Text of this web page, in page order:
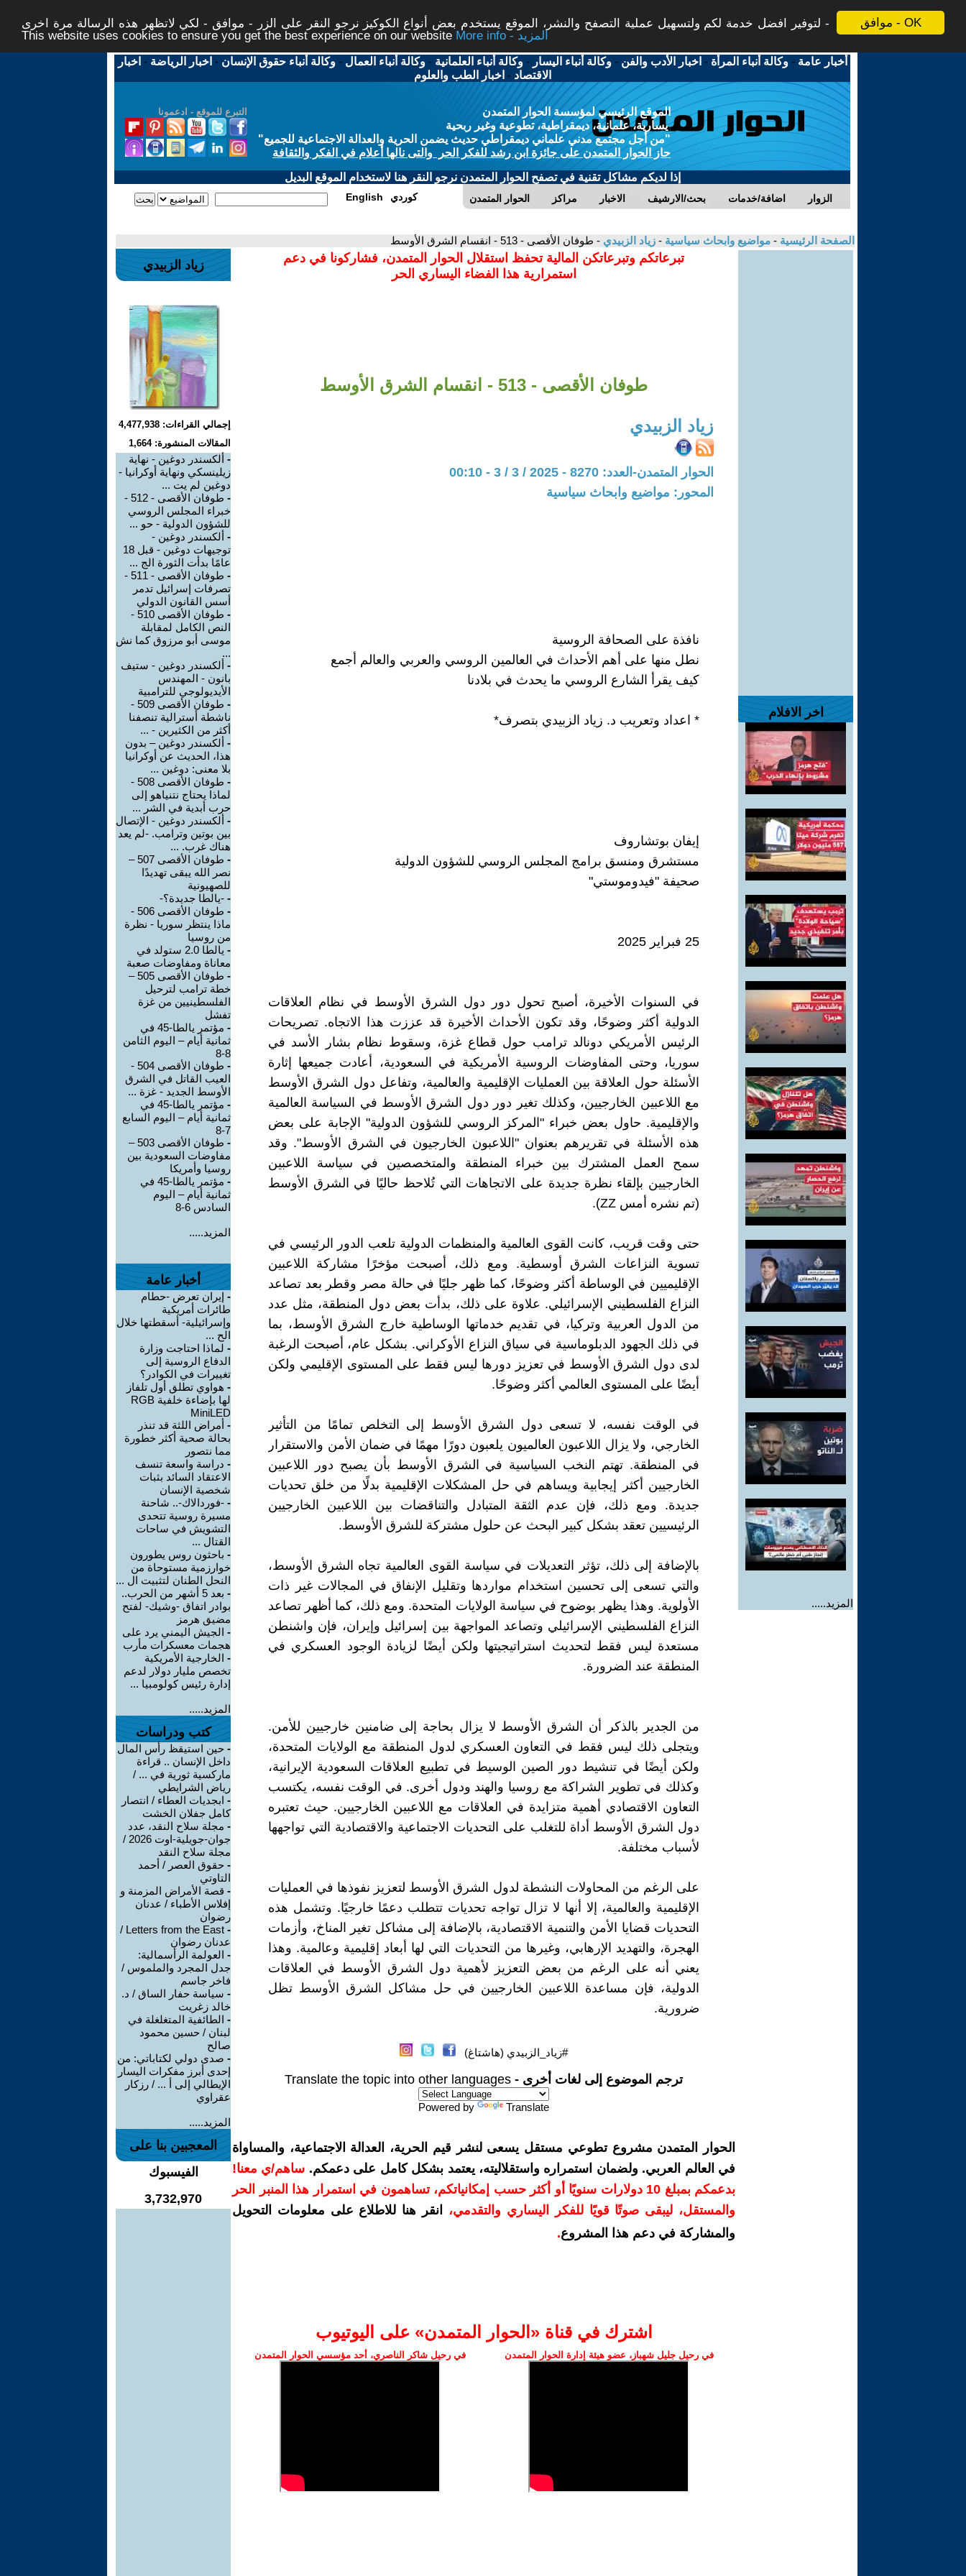
موافق - OK
لتوفير افضل خدمة لكم ولتسهيل عملية التصفح والنشر، الموقع يستخدم بعض أنواع الكوكيز نرجو النقر على الزر - موافق - لكي لاتظهر هذه الرسالة مرة اخرى -
This website uses cookies to ensure you get the best experience on our website
More info - المزيد
أخبار عامة -وكالة أنباء المرأة - اخبار الأدب والفن -وكالة أنباء اليسار -وكالة أنباء العلمانية -وكالة أنباء العمال -وكالة أنباء حقوق الإنسان - اخبار الرياضة - اخبار
الاقتصاد - اخبار الطب والعلوم
التبرع للموقع - ادعمونا
الموقع الرئيسي لمؤسسة الحوار المتمدن
يسارية، علمانية، ديمقراطية، تطوعية وغير ربحية
"من أجل مجتمع مدني علماني ديمقراطي حديث يضمن الحرية والعدالة الاجتماعية للجميع"
حاز الحوار المتمدن على جائزة ابن رشد للفكر الحر والتى نالها أعلام في الفكر والثقافة
إذا لديكم مشاكل تقنية في تصفح الحوار المتمدن نرجو النقر هنا لاستخدام الموقع البديل
الحوار المتمدن مراكز الاخبار بحث/الارشيف اضافة/خدمات الزوار English كوردي
الصفحة الرئيسية - مواضيع وابحاث سياسية - زياد الزبيدي - طوفان الأقصى - 513 - انقسام الشرق الأوسط
اخر الافلام
المزيد.....
تبرعاتكم وتبرعاتكن المالية تحفظ استقلال الحوار المتمدن، فشاركونا في دعم
استمرارية هذا الفضاء اليساري الحر
طوفان الأقصى - 513 - انقسام الشرق الأوسط
زياد الزبيدي
الحوار المتمدن-العدد: 8270 - 2025 / 3 / 3 - 00:10
المحور: مواضيع وابحاث سياسية
نافذة على الصحافة الروسية
نطل منها على أهم الأحداث في العالمين الروسي والعربي والعالم أجمع
كيف يقرأ الشارع الروسي ما يحدث في بلادنا
* اعداد وتعريب د. زياد الزبيدي بتصرف*
إيفان بوتشاروف
مستشرق ومنسق برامج المجلس الروسي للشؤون الدولية
صحيفة "فيدوموستي"
25 فبراير 2025
في السنوات الأخيرة، أصبح تحول دور دول الشرق الأوسط في نظام العلاقات
الدولية أكثر وضوحًا، وقد تكون الأحداث الأخيرة قد عززت هذا الاتجاه. تصريحات
الرئيس الأمريكي دونالد ترامب حول قطاع غزة، وسقوط نظام بشار الأسد في
سوريا، وحتى المفاوضات الروسية الأمريكية في السعودية، أعادت جميعها إثارة
الأسئلة حول العلاقة بين العمليات الإقليمية والعالمية، وتفاعل دول الشرق الأوسط
مع اللاعبين الخارجيين، وكذلك تغير دور دول الشرق الأوسط في السياسة العالمية
والإقليمية. حاول بعض خبراء "المركز الروسي للشؤون الدولية" الإجابة على بعض
هذه الأسئلة في تقريرهم بعنوان "اللاعبون الخارجيون في الشرق الأوسط". وقد
سمح العمل المشترك بين خبراء المنطقة والمتخصصين في سياسة اللاعبين
الخارجيين بإلقاء نظرة جديدة على الاتجاهات التي تُلاحظ حاليًا في الشرق الأوسط
(تم نشره أمس ZZ).
حتى وقت قريب، كانت القوى العالمية والمنظمات الدولية تلعب الدور الرئيسي في
تسوية النزاعات الشرق أوسطية. ومع ذلك، أصبحت مؤخرًا مشاركة اللاعبين
الإقليميين في الوساطة أكثر وضوحًا، كما ظهر جليًا في حالة مصر وقطر بعد تصاعد
النزاع الفلسطيني الإسرائيلي. علاوة على ذلك، بدأت بعض دول المنطقة، مثل عدد
من الدول العربية وتركيا، في تقديم خدماتها الوساطية خارج الشرق الأوسط، بما
في ذلك الجهود الدبلوماسية في سياق النزاع الأوكراني. بشكل عام، أصبحت الرغبة
لدى دول الشرق الأوسط في تعزيز دورها ليس فقط على المستوى الإقليمي ولكن
أيضًا على المستوى العالمي أكثر وضوحًا.
في الوقت نفسه، لا تسعى دول الشرق الأوسط إلى التخلص تمامًا من التأثير
الخارجي، ولا يزال اللاعبون العالميون يلعبون دورًا مهمًا في ضمان الأمن والاستقرار
في المنطقة. تهتم النخب السياسية في الشرق الأوسط بأن يصبح دور اللاعبين
الخارجيين أكثر إيجابية ويساهم في حل المشكلات الإقليمية بدلًا من خلق تحديات
جديدة. ومع ذلك، فإن عدم الثقة المتبادل والتناقضات بين اللاعبين الخارجيين
الرئيسيين تعقد بشكل كبير البحث عن حلول مشتركة للشرق الأوسط.
بالإضافة إلى ذلك، تؤثر التعديلات في سياسة القوى العالمية تجاه الشرق الأوسط،
والتي تسعى إلى تحسين استخدام مواردها وتقليل الإنفاق في المجالات غير ذات
الأولوية. وهذا يظهر بوضوح في سياسة الولايات المتحدة. ومع ذلك، كما أظهر تصاعد
النزاع الفلسطيني الإسرائيلي وتصاعد المواجهة بين إسرائيل وإيران، فإن واشنطن
مستعدة ليس فقط لتحديث استراتيجيتها ولكن أيضًا لزيادة الوجود العسكري في
المنطقة عند الضرورة.
من الجدير بالذكر أن الشرق الأوسط لا يزال بحاجة إلى ضامنين خارجيين للأمن.
ويتجلى ذلك ليس فقط في التعاون العسكري لدول المنطقة مع الولايات المتحدة،
ولكن أيضًا في تنشيط دور الصين الوسيط في تطبيع العلاقات السعودية الإيرانية،
وكذلك في تطوير الشراكة مع روسيا والهند ودول أخرى. في الوقت نفسه، يكتسب
التعاون الاقتصادي أهمية متزايدة في العلاقات مع اللاعبين الخارجيين. حيث تعتبره
دول الشرق الأوسط أداة للتغلب على التحديات الاجتماعية والاقتصادية التي تواجهها
لأسباب مختلفة.
على الرغم من المحاولات النشطة لدول الشرق الأوسط لتعزيز نفوذها في العمليات
الإقليمية والعالمية، إلا أنها لا تزال تواجه تحديات تتطلب دعمًا خارجيًا. وتشمل هذه
التحديات قضايا الأمن والتنمية الاقتصادية، بالإضافة إلى مشاكل تغير المناخ، وأزمات
الهجرة، والتهديد الإرهابي، وغيرها من التحديات التي لها أبعاد إقليمية وعالمية. وهذا
يعني أنه على الرغم من بعض التعزيز لأهمية دول الشرق الأوسط في العلاقات
الدولية، فإن مساعدة اللاعبين الخارجيين في حل مشاكل الشرق الأوسط تظل
ضرورية.
#زياد_الزبيدي (هاشتاغ)
ترجم الموضوع إلى لغات أخرى - Translate the topic into other languages
Powered by Translate
الحوار المتمدن مشروع تطوعي مستقل يسعى لنشر قيم الحرية، العدالة الاجتماعية، والمساواة
في العالم العربي. ولضمان استمراره واستقلاليته، يعتمد بشكل كامل على دعمكم. ساهم/ي معنا!
بدعمكم بمبلغ 10 دولارات سنويًا أو أكثر حسب إمكانياتكم، تساهمون في استمرار هذا المنبر الحر
والمستقل، ليبقى صوتًا قويًا للفكر اليساري والتقدمي،
انقر هنا للاطلاع على معلومات التحويل
والمشاركة في دعم هذا المشروع.
اشترك في قناة ‫«الحوار المتمدن» على اليوتيوب
في رحيل جليل شهباز، عضو هيئة إدارة الحوار المتمدن في رحيل شاكر الناصري، أحد مؤسسي الحوار المتمدن
زياد الزبيدي
إجمالي القراءات: 4,477,938
المقالات المنشورة: 1,664
- ألكسندر دوغين - نهاية
زيلينسكي ونهاية أوكرانيا -
دوغين لم يت ...
-
طوفان الأقصى - 512 -
خبراء المجلس الروسي
للشؤون الدولية - حو ...
- ألكسندر دوغين -
توجيهات دوغين - قبل 18
عامًا بدأت الثورة الج ...
-
طوفان الأقصى - 511 -
تصرفات إسرائيل تدمر
أسس القانون الدولي
-
طوفان الأقصى 510 -
النص الكامل لمقابلة
موسى أبو مرزوق كما نش
...
- ألكسندر دوغين - ستيف
بانون - المهندس
الأيديولوجي للترامبية
-
طوفان الأقصى 509 -
ناشطة أسترالية تنصفنا
أكثر من الكثيرين - ...
- ألكسندر دوغين – بدون
هذا، الحديث عن أوكرانيا
بلا معنى: دوغين ...
-
طوفان الأقصى 508 -
لماذا يحتاج نتنياهو إلى
حرب أبدية في الشر ...
- ألكسندر دوغين - الإتصال
بين بوتين وترامب. -لم يعد
هناك غرب. ...
-
طوفان الأقصى 507 –
نصر الله يبقى تهديدًا
للصهيونية
- -يالطا جديدة؟-
-
طوفان الأقصى 506 -
ماذا ينتظر سوريا - نظرة
من روسيا
-
يالطا 2.0 ستولد في
معاناة ومفاوضات صعبة
-
طوفان الأقصى 505 –
خطة ترامب لترحيل
الفلسطينيين من غزة
تفشل
-
مؤتمر يالطا-45 في
ثمانية أيام – اليوم الثامن
8-8
-
طوفان الأقصى 504 -
العيب القاتل في الشرق
الأوسط الجديد - غزة ...
-
مؤتمر يالطا-45 في
ثمانية أيام – اليوم السابع
7-8
-
طوفان الأقصى 503 –
مفاوضات السعودية بين
روسيا وأمريكا
-
مؤتمر يالطا-45 في
ثمانية أيام – اليوم
السادس 6-8
المزيد.....
أخبار عامة
- إيران تعرض -حطام
طائرات أمريكية
وإسرائيلية- أسقطتها خلال
الح ...
- لماذا احتاجت وزارة
الدفاع الروسية إلى
تغييرات في الكوادر؟
- هواوي تطلق أول تلفاز
لها بإضاءة خلفية RGB
MiniLED
- أمراض اللثة قد تنذر
بحالة صحية أكثر خطورة
مما نتصور
- دراسة واسعة تنسف
الاعتقاد السائد بثبات
شخصية الإنسان
- -فوردالاك-.. شاحنة
مسيرة روسية تتحدى
التشويش في ساحات
القتال ...
- باحثون روس يطورون
خوارزمية مستوحاة من
النحل الطنان لتثبيت ال ...
-
بعد 5 أشهر من الحرب..
بوادر اتفاق -وشيك- لفتح
مضيق هرمز
- الجيش اليمني يرد على
هجمات معسكرات مأرب
- الخارجية الأمريكية
تخصص مليار دولار لدعم
إدارة رئيس كولومبيا ...
المزيد.....
كتب ودراسات
- حين استيقظ رأس المال
داخل الإنسان .. قراءة
ماركسية ثورية في ... /
رياض الشرايطي
- ابجديات العطاء / انتصار
كامل جفلان الخشت
- مجلة سلاح النقد، عدد
جوان-جويلية-اوت 2026 /
مجلة سلاح النقد
- حقوق العصر / أحمد
التاوتي
- قصة الأمراض المزمنة و
إفلاس الأطباء / عدنان
رضوان
-
Letters from the East /
عدنان رضوان
- العولمة الرأسمالية:
جدل المجرد والملموس /
فاخر جاسم
- سياسة حفار الساق / د.
خالد زغريت
- الطائفية المتغلغلة في
لبنان / حسين محمود
صالح
- صدى دولي لكتاباتي: من
إحدى أبرز مفكرات اليسار
الإيطالي إلى أ ... / رزكار
عقراوي
المزيد.....
المعجبين بنا على
الفيسبوك
3,732,970